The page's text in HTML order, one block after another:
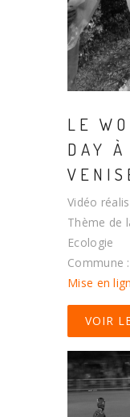
LE
DAY
Vidéo
Thème de
Ecologie
Commune
Mise en
VOIR